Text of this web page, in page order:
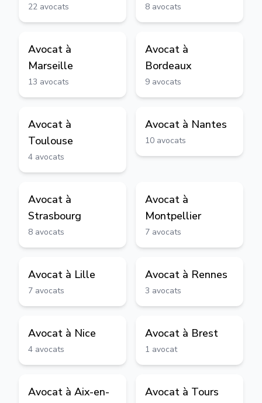
22 avocats 8 avocats
Avocat à
Marseille
13 avocats
Avocat à
Bordeaux
9 avocats
Avocat à
Toulouse
4 avocats
Avocat à Nantes
10 avocats
Avocat à
Strasbourg
8 avocats
Avocat à
Montpellier
7 avocats
Avocat à Lille
7 avocats
Avocat à Rennes
3 avocats
Avocat à Nice
4 avocats
Avocat à Brest
1 avocat
Avocat à Aix-en-
Avocat à Tours